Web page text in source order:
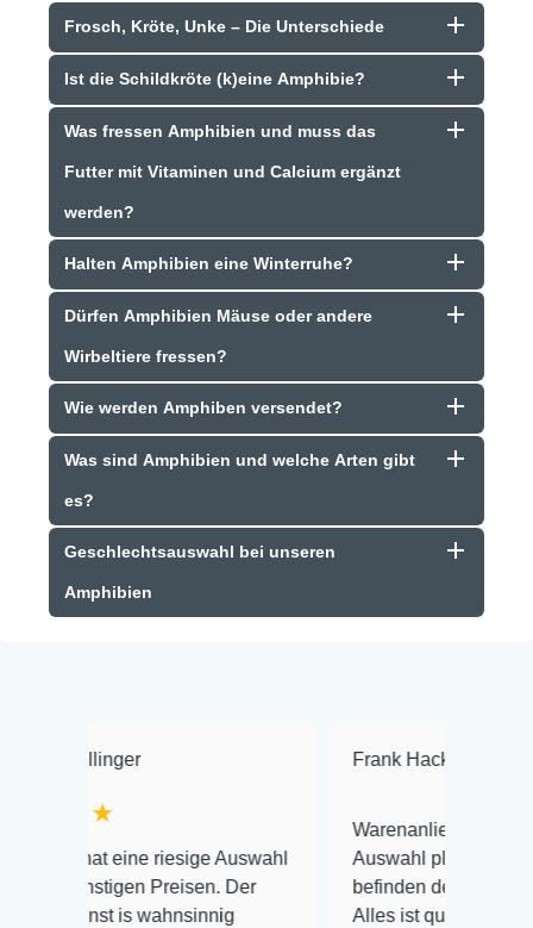
Frosch, Kröte, Unke – Die Unterschiede
Ist die Schildkröte (k)eine Amphibie?
Was fressen Amphibien und muss das
Futter mit Vitaminen und Calcium ergänzt
werden?
Halten Amphibien eine Winterruhe?
Dürfen Amphibien Mäuse oder andere
Wirbeltiere fressen?
Wie werden Amphiben versendet?
Was sind Amphibien und welche Arten gibt
es?
Geschlechtsauswahl bei unseren
Amphibien
riesige Auswahl
Preisen. Der
Frank Hackmayer ★★★★
Warenanlieferung Top und die
Auswahl plus gesundheitliches
befinden der Fische einwandfrei.
Alles ist quick lebendig und im